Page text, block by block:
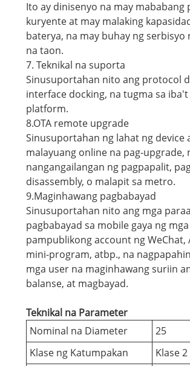
Ito ay dinisenyo na may mababang
kuryente at may malaking
baterya, na may buhay ng serbisyo
na taon.
7. Teknikal na suporta
Sinusuportahan nito ang protocol
interface docking, na tugma sa
platform.
8.OTA remote upgrade
Sinusuportahan ng lahat ng device
malayuang online na pag-upgrade,
nangangailangan ng pagpapalit,
disassembly, o malapit sa metro.
9.Maginhawang pagbabayad
Sinusuportahan nito ang mga
pagbabayad sa mobile gaya ng mga
pampublikong account ng WeChat,
mini-program, atbp., na
mga user na maginhawang suriin
balanse, at magbayad.
Teknikal na Parameter
Nominal na Diameter
25
Klase ng Katumpakan
Klase 2